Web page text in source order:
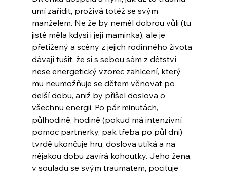
umí zařídit, prožívá totéž se svým
manželem. Ne že by neměl dobrou vůli (tu
jistě měla kdysi i její maminka), ale je
přetížený a scény z jejich rodinného života
dávají tušit, že si s sebou sám z dětství
nese energetický vzorec zahlcení, který
mu neumožňuje se dětem věnovat po
delší dobu, aniž by přišel doslova o
všechnu energii. Po pár minutách,
půlhodině, hodině (pokud má intenzivní
pomoc partnerky, pak třeba po půl dni)
tvrdě ukončuje hru, doslova utíká a na
nějakou dobu zavírá kohoutky. Jeho žena,
v souladu se svým traumatem, pociťuje